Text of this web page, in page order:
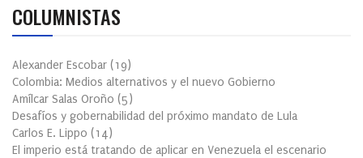
COLUMNISTAS
Alexander Escobar (19)
Colombia: Medios alternativos y el nuevo Gobierno
Amílcar Salas Oroño (5)
Desafíos y gobernabilidad del próximo mandato de Lula
Carlos E. Lippo (14)
El imperio está tratando de aplicar en Venezuela el escenario